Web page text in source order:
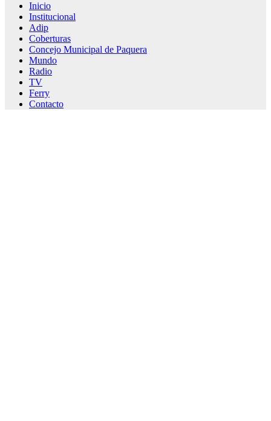
Inicio
Institucional
Adip
Coberturas
Concejo Municipal de Paquera
Mundo
Radio
TV
Ferry
Contacto